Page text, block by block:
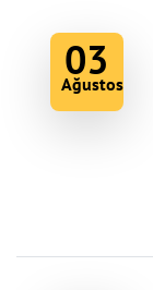
03
Ağustos